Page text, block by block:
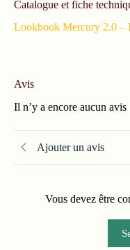
Catalogue et fiche
Lookbook Mercury 2.0 –
Avis
Il n’y a encore aucun avis
Ajouter un avis
Vous devez être